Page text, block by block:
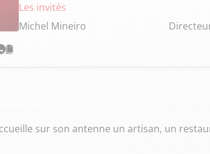
Les invités
Michel Mineiro
sur son antenne un artisan, un